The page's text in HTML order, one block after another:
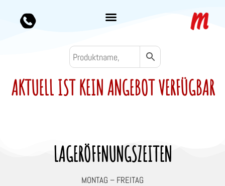
AKTUELL IST KEIN ANGEBOT VERFÜGBAR
LAGERÖFFNUNGSZEITEN
MONTAG – FREITAG